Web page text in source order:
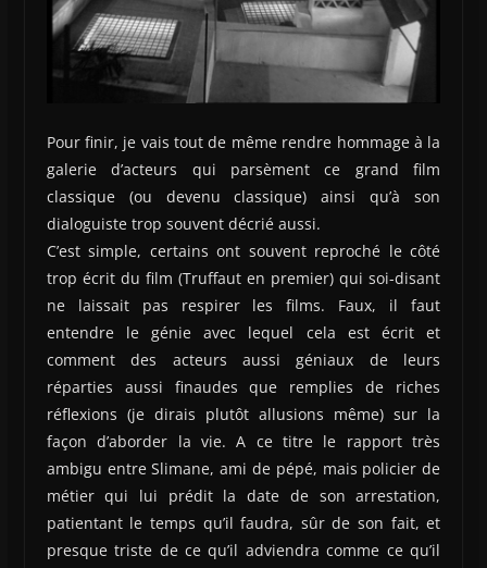
Pour finir, je vais tout de même rendre hommage à la
galerie d’acteurs qui parsèment ce grand film
classique (ou devenu classique) ainsi qu’à son
dialoguiste trop souvent décrié aussi.
C’est simple, certains ont souvent reproché le côté
trop écrit du film (Truffaut en premier) qui soi-disant
ne laissait pas respirer les films. Faux, il faut
entendre le génie avec lequel cela est écrit et
comment des acteurs aussi géniaux de leurs
réparties aussi finaudes que remplies de riches
réflexions (je dirais plutôt allusions même) sur la
façon d’aborder la vie. A ce titre le rapport très
ambigu entre Slimane, ami de pépé, mais policier de
métier qui lui prédit la date de son arrestation,
patientant le temps qu’il faudra, sûr de son fait, et
presque triste de ce qu’il adviendra comme ce qu’il